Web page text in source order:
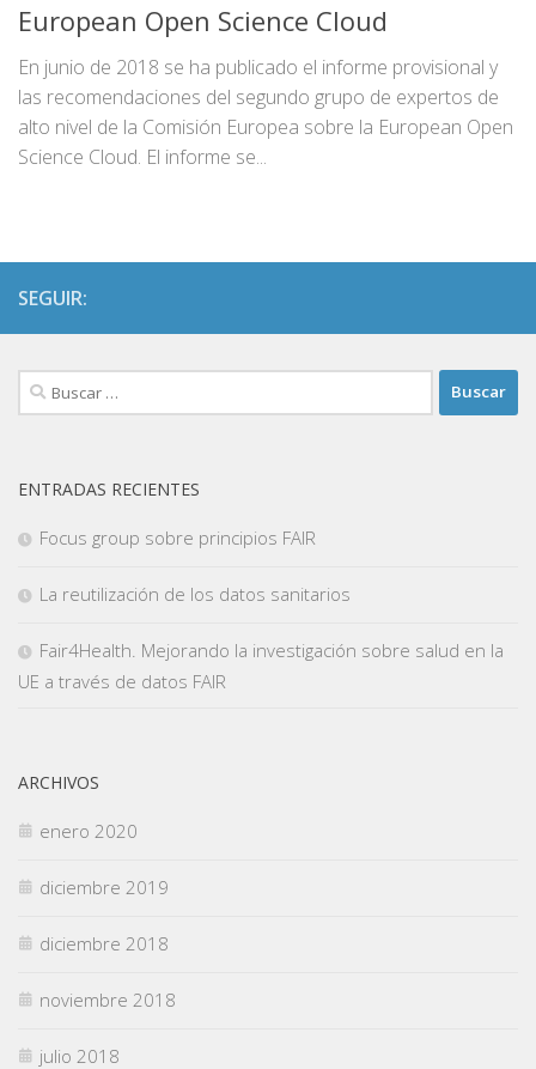
European Open Science Cloud
En junio de 2018 se ha publicado el informe provisional y
las recomendaciones del segundo grupo de expertos de
alto nivel de la Comisión Europea sobre la European Open
Science Cloud. El informe se...
SEGUIR:
Buscar:
ENTRADAS RECIENTES
Focus group sobre principios FAIR
La reutilización de los datos sanitarios
Fair4Health. Mejorando la investigación sobre salud en la
UE a través de datos FAIR
ARCHIVOS
enero 2020
diciembre 2019
diciembre 2018
noviembre 2018
julio 2018